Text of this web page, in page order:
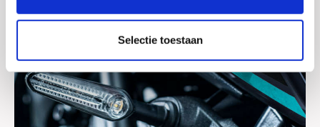
Selectie toestaan